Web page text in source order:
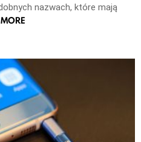
nazwach, które mają
MORE